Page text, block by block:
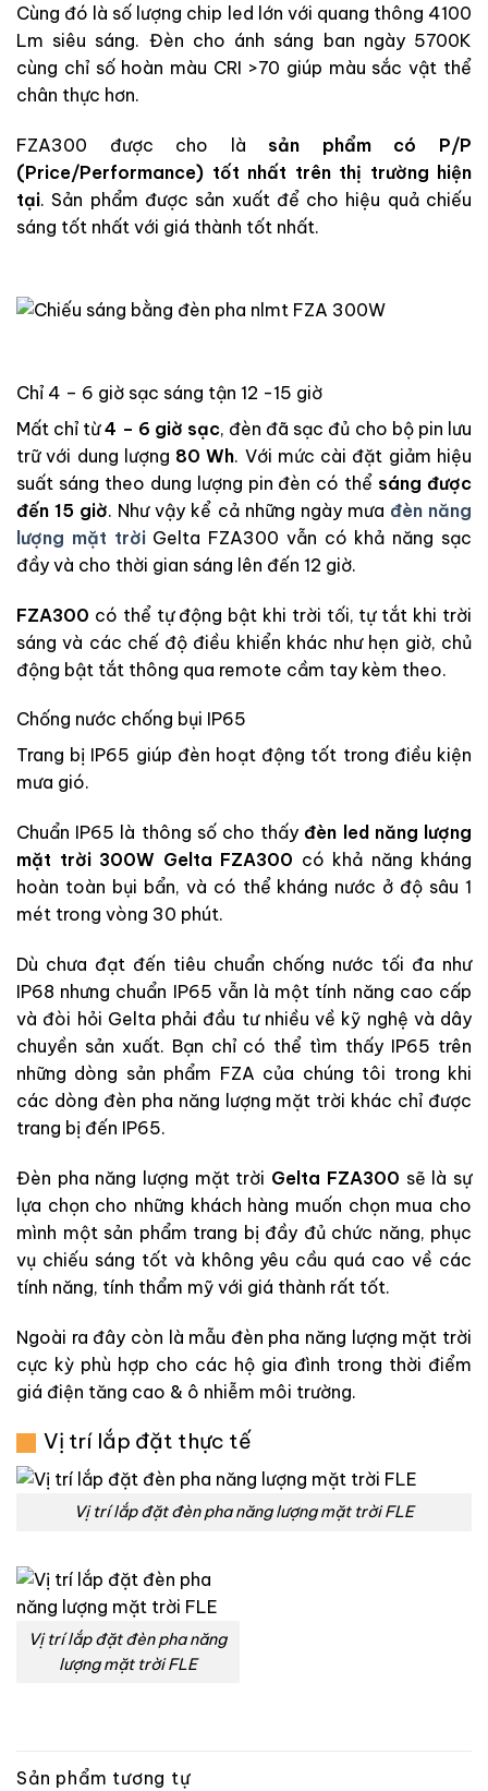
Cùng đó là số lượng chip led lớn với quang thông 4100
Lm siêu sáng. Đèn cho ánh sáng ban ngày 5700K
cùng chỉ số hoàn màu CRI >70 giúp màu sắc vật thể
chân thực hơn.
FZA300 được cho là sản phẩm có P/P
(Price/Performance) tốt nhất trên thị trường hiện
tại. Sản phẩm được sản xuất để cho hiệu quả chiếu
sáng tốt nhất với giá thành tốt nhất.
Chỉ 4 – 6 giờ sạc sáng tận 12 -15 giờ
Mất chỉ từ4 – 6 giờ sạc, đèn đã sạc đủ cho bộ pin lưu
trữ với dung lượng 80 Wh. Với mức cài đặt giảm hiệu
suất sáng theo dung lượng pin đèn có thể sáng được
đến 15 giờ. Như vậy kể cả những ngày mưa đèn năng
lượng mặt trờiGelta FZA300 vẫn có khả năng sạc
đầy và cho thời gian sáng lên đến 12 giờ.
FZA300 có thể tự động bật khi trời tối, tự tắt khi trời
sáng và các chế độ điều khiển khác như hẹn giờ, chủ
động bật tắt thông qua remote cầm tay kèm theo.
Chống nước chống bụi IP65
Trang bị IP65 giúp đèn hoạt động tốt trong điều kiện
mưa gió.
Chuẩn IP65 là thông số cho thấyđèn led năng lượng
mặt trời 300W Gelta FZA300 có khả năng kháng
hoàn toàn bụi bẩn, và có thể kháng nước ở độ sâu 1
mét trong vòng 30 phút.
Dù chưa đạt đến tiêu chuẩn chống nước tối đa như
IP68 nhưng chuẩn IP65 vẫn là một tính năng cao cấp
và đòi hỏi Gelta phải đầu tư nhiều về kỹ nghệ và dây
chuyền sản xuất. Bạn chỉ có thể tìm thấy IP65 trên
những dòng sản phẩm FZA của chúng tôi trong khi
các dòng đèn pha năng lượng mặt trời khác chỉ được
trang bị đến IP65.
Đèn pha năng lượng mặt trời Gelta FZA300 sẽ là sự
lựa chọn cho những khách hàng muốn chọn mua cho
mình một sản phẩm trang bị đầy đủ chức năng, phục
vụ chiếu sáng tốt và không yêu cầu quá cao về các
tính năng, tính thẩm mỹ với giá thành rất tốt.
Ngoài ra đây còn là mẫu đèn pha năng lượng mặt trời
cực kỳ phù hợp cho các hộ gia đình trong thời điểm
giá điện tăng cao & ô nhiễm môi trường.
Vị trí lắp đặt thực tế
Vị trí lắp đặt đèn pha năng lượng mặt trời FLE
Vị trí lắp đặt đèn pha năng
lượng mặt trời FLE
Sản phẩm tương tự